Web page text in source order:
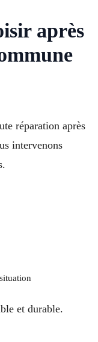
après
réparation après
intervenons
et durable.